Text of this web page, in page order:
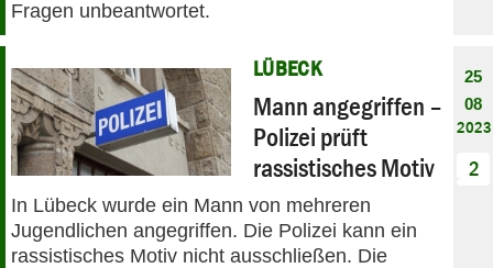
Fragen unbeantwortet.
LÜBECK
Mann angegriffen –
Polizei prüft
rassistisches Motiv
In Lübeck wurde ein Mann von mehreren
Jugendlichen angegriffen. Die Polizei kann ein
rassistisches Motiv nicht ausschließen. Die
25
08
2023
2